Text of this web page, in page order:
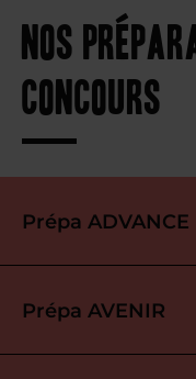
Nos
concours
Prépa ADVANCE
Prépa AVENIR